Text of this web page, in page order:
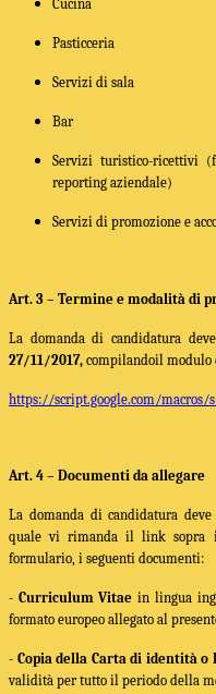
Cucina
Pasticceria
Servizi di sala
Bar
Servizi turistico-ricettivi
reporting aziendale)
Servizi di promozione e
Art. 3 – Termine e modalità di
La domanda di candidatura
27/11/2017, compilandoil modulo
https://script.google.com/macros/
Art. 4 – Documenti da allegare
La domanda di candidatura
quale vi rimanda il link sopra
formulario, i seguenti documenti:
- Curriculum Vitae in lingua
formato europeo allegato al
- Copia della Carta di identità o
validità per tutto il periodo della